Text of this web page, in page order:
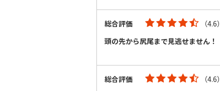
総合評価
（4.6）
頭の先から尻尾まで見逃せません！
総合評価
（4.6）